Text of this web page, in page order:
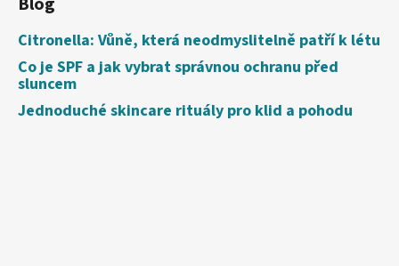
Citronella: Vůně, která neodmyslitelně patří k létu
Co je SPF a jak vybrat správnou ochranu před
sluncem
Jednoduché skincare rituály pro klid a pohodu